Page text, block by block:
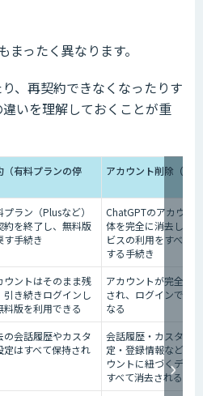
ったく異なります。
、再契約できなくなったりす
いを理解しておくことが重
（有料プランの停
アカウント削除（退
プラン（Plusなど）
約を終了し、無料版
す手続き
ChatGPTのアカウン
体を完全に消去し、
ビスの利用をすべて
する手続き
ウントはそのまま残
引き続きログインし
料版を利用できる
アカウントが完全に
され、ログインでき
なる
の会話履歴やカスタ
定はすべて保持され
会話履歴・カスタム設
定・登録情報など、
ウントに紐づくデー
すべて消去される